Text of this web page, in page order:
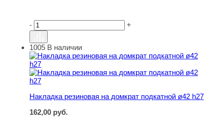
- +
Накладка резиновая на домкрат подкатной ø42 h27
1005 В наличии
Накладка резиновая на домкрат подкатной ø42 h27
162,00 руб.